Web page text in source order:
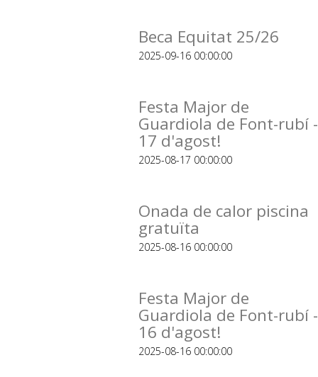
Beca Equitat 25/26
2025-09-16 00:00:00
Festa Major de
Guardiola de Font-rubí -
17 d'agost!
2025-08-17 00:00:00
Onada de calor piscina
gratuïta
2025-08-16 00:00:00
Festa Major de
Guardiola de Font-rubí -
16 d'agost!
2025-08-16 00:00:00